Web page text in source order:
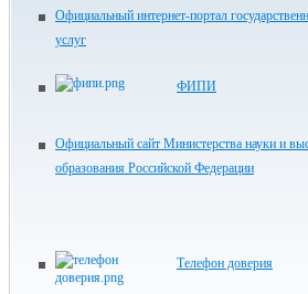
Официальный интернет-портал
услуг
ФИПИ
Официальный сайт Министерства науки и
образования Российской Федерации
Телефон доверия